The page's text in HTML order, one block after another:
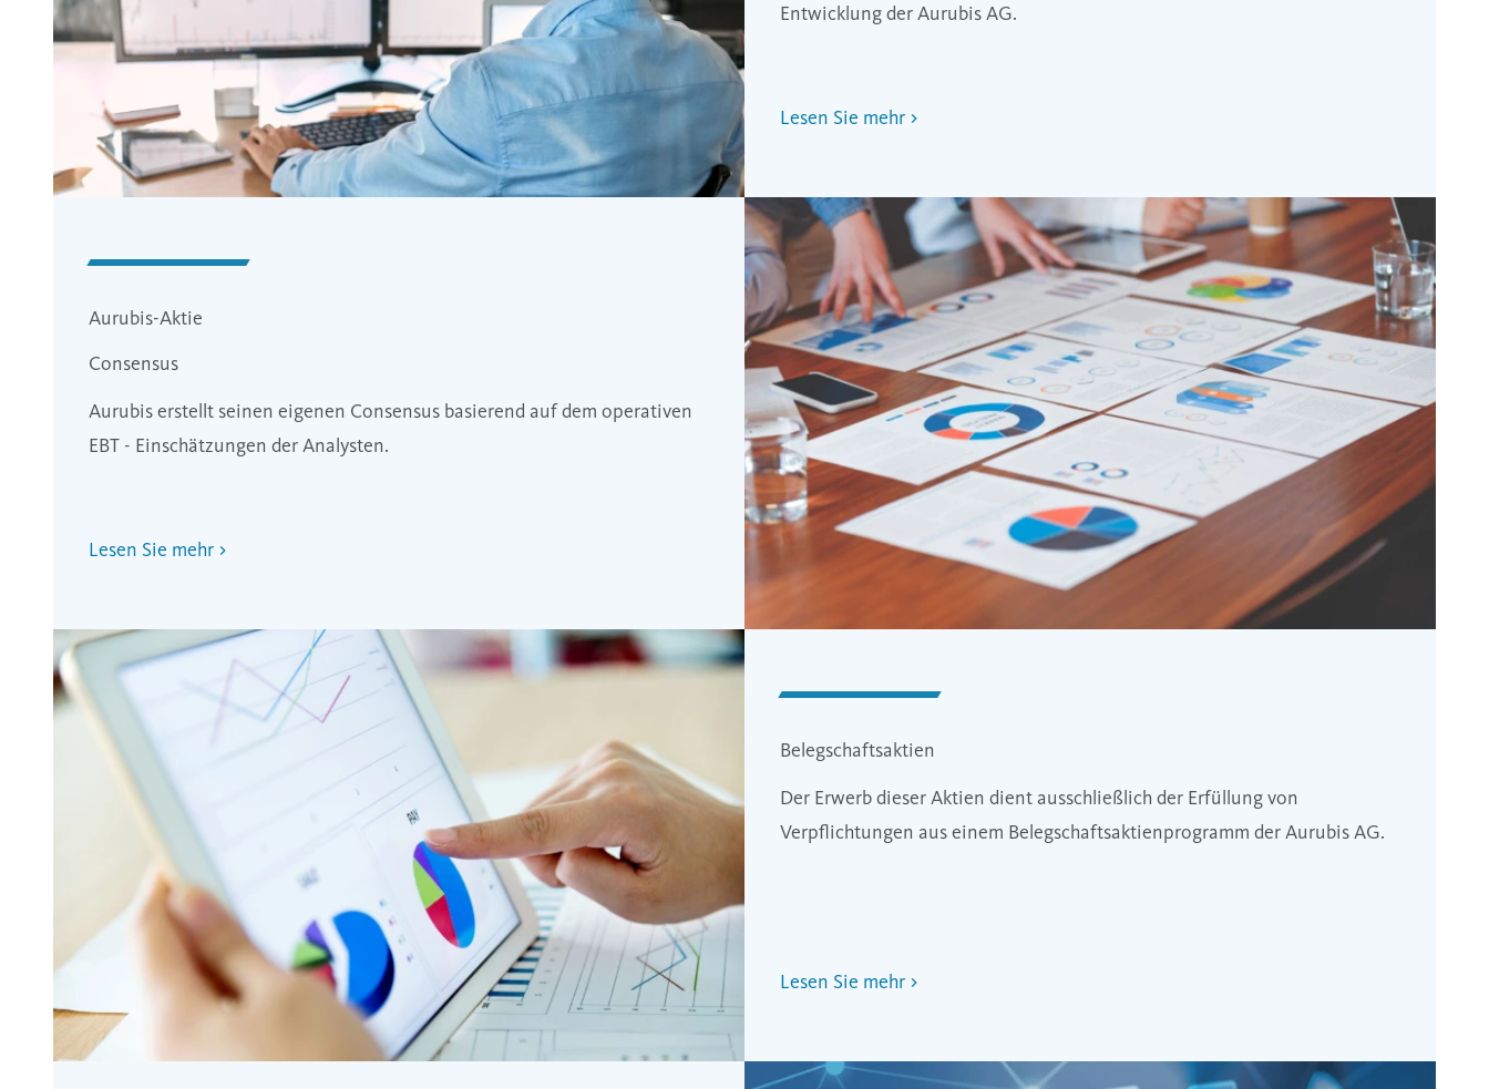
Entwicklung der Aurubis AG.
Lesen Sie mehr
Aurubis-Aktie
Consensus
Aurubis erstellt seinen eigenen Consensus basierend auf dem operativen
EBT - Einschätzungen der Analysten.
Lesen Sie mehr
Belegschaftsaktien
Der Erwerb dieser Aktien dient ausschließlich der Erfüllung von
Verpflichtungen aus einem Belegschaftsaktienprogramm der Aurubis AG.
Lesen Sie mehr